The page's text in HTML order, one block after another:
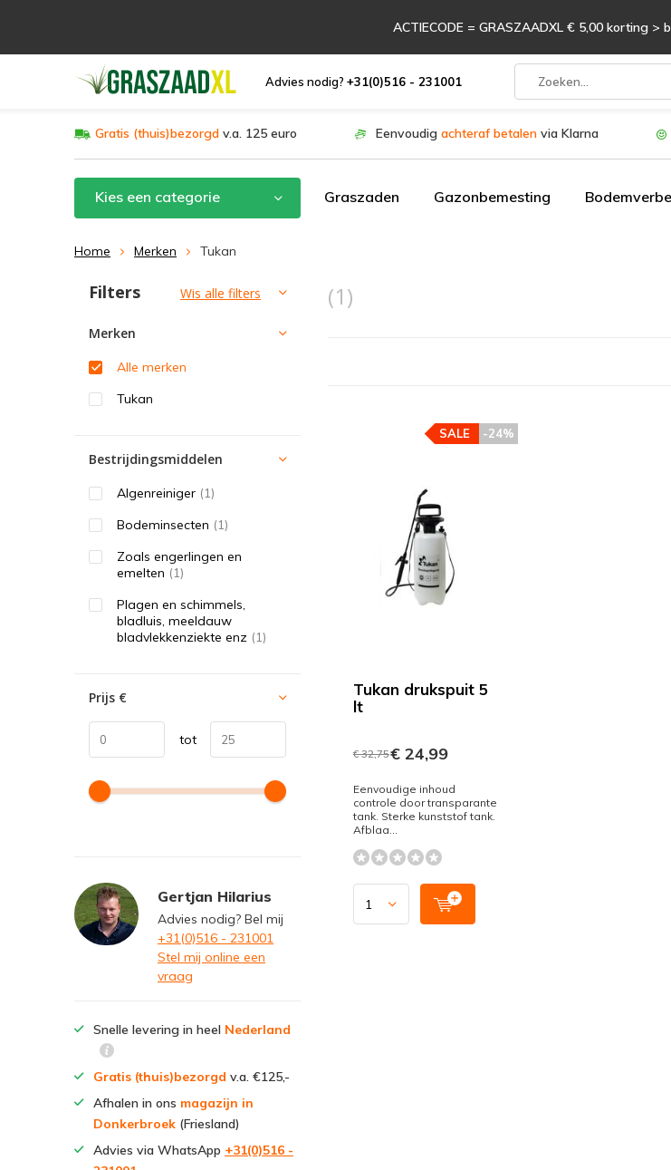
Advies nodig? +31(0)516 - 231001
ACTIECODE = GRASZAADXL € 5,00 korting >
Gratis (thuis)bezorgd v.a. 125 euro Eenvoudig achteraf betalen via Klarna
Kies een categorie Graszaden Gazonbemesting
Home Merken Tukan
(1)
Tukan drukspuit 5
lt
-24%
SALE
€ 32,75€ 24,99
Eenvoudige inhoud
controle door transparante
tank. Sterke kunststof tank.
Afblaa...
Sorteren op:
Filters Wis alle filters
Merken
Alle merken
Tukan
Bestrijdingsmiddelen
Algenreiniger (1)
Bodeminsecten (1)
Zoals engerlingen en
emelten (1)
Plagen en schimmels,
bladluis, meeldauw
bladvlekkenziekte enz (1)
Prijs €
tot
Gertjan Hilarius
Advies nodig? Bel mij
+31(0)516 - 231001
Stel mij online een
vraag
Snelle levering in heel Nederland
Gratis (thuis)bezorgd v.a. €125,-
Afhalen in ons magazijn in
Donkerbroek (Friesland)
Advies via WhatsApp +31(0)516 -